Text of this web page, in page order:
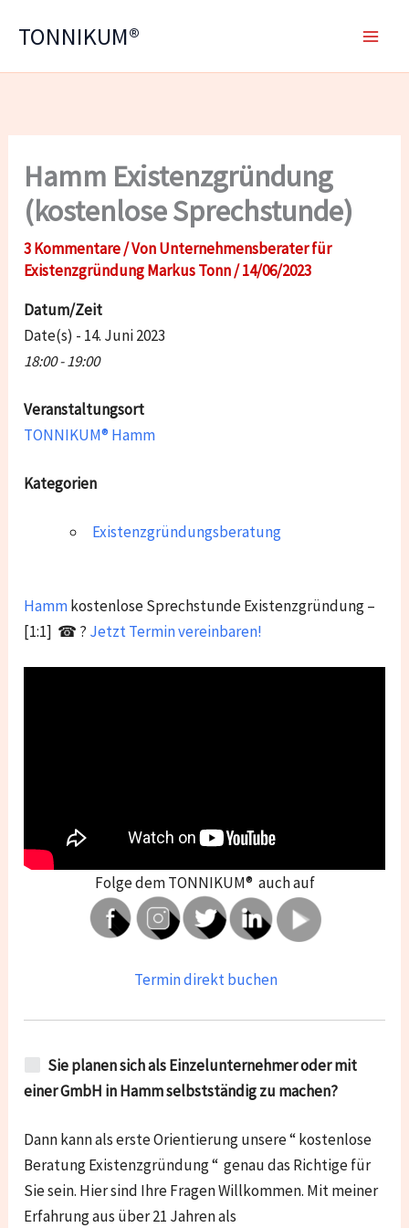
InhaltTONNIKUM®
Hamm Existenzgründung
(kostenlose Sprechstunde)
3 Kommentare/ VonUnternehmensberater für
Existenzgründung Markus Tonn/14/06/2023
Datum/Zeit
Date(s) - 14. Juni 2023
18:00 - 19:00
Veranstaltungsort
TONNIKUM® Hamm
Kategorien
Existenzgründungsberatung
Hammkostenlose Sprechstunde Existenzgründung –
[1:1] ☎ ? Jetzt Termin vereinbaren!
Folge dem TONNIKUM® auch auf
Termin direkt buchen
Sie planen sich als Einzelunternehmer oder mit
einer GmbH in Hamm selbstständig zu machen?
Dann kann als erste Orientierung unsere “ kostenlose
Beratung Existenzgründung “ genau das Richtige für
Sie sein. Hier sind Ihre Fragen Willkommen. Mit meiner
Erfahrung aus über 21 Jahren als